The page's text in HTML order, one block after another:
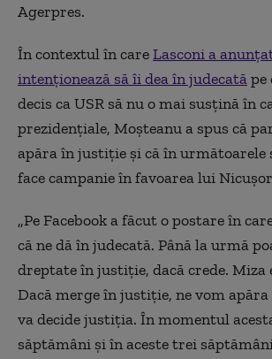
Agerpres.
În contextul în careLasconi a
intenţionează să îi dea în judecatăpe
decis ca USR să nu o mai susţină în
prezidenţiale, Moşteanu a spus că
apăra în justiţie şi că în următoarele
face campanie în favoarea lui
„Pe Facebook a făcut o postare în
că ne dă în judecată. Până la urmă
dreptate în justiţie, dacă crede. Miza
Dacă merge în justiţie, ne vom apăra
va decide justiţia. În momentul
săptămâni şi în aceste trei